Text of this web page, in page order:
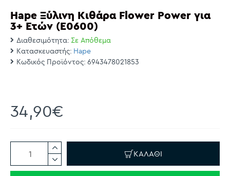
Hape Ξύλινη Κιθάρα Flower Power για
3+ Ετών (E0600)
Διαθεσιμότητα: Σε Απόθεμα
Κατασκευαστής: Hape
Κωδικός Προϊόντος: 6943478021853
34,90€
ΚΑΛΆΘΙ